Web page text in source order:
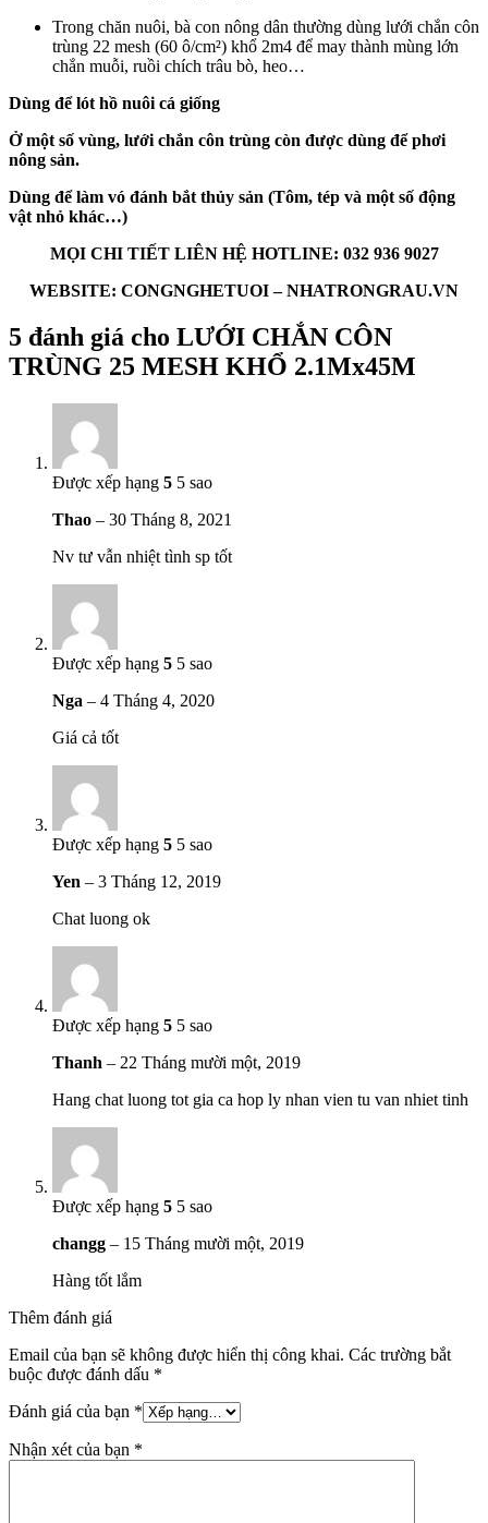
Trong chăn nuôi, bà con nông dân thường dùng lưới chắn côn
trùng 22 mesh (60 ô/cm²) khổ 2m4 để may thành mùng lớn
chắn muỗi, ruồi chích trâu bò, heo…
Dùng để lót hồ nuôi cá giống
Ở một số vùng, lưới chắn côn trùng còn được dùng để phơi
nông sản.
Dùng để làm vó đánh bắt thủy sản (Tôm, tép và một số động
vật nhỏ khác…)
MỌI CHI TIẾT LIÊN HỆ HOTLINE: 032 936 9027
WEBSITE: CONGNGHETUOI – NHATRONGRAU.VN
5 đánh giá cho LƯỚI CHẮN CÔN
TRÙNG 25 MESH KHỔ 2.1Mx45M
Được xếp hạng 5 5 sao
Thao – 30 Tháng 8, 2021
Nv tư vẫn nhiệt tình sp tốt
Được xếp hạng 5 5 sao
Nga – 4 Tháng 4, 2020
Giá cả tốt
Được xếp hạng 5 5 sao
Yen – 3 Tháng 12, 2019
Chat luong ok
Được xếp hạng 5 5 sao
Thanh – 22 Tháng mười một, 2019
Hang chat luong tot gia ca hop ly nhan vien tu van nhiet tinh
Được xếp hạng 5 5 sao
changg – 15 Tháng mười một, 2019
Hàng tốt lắm
Thêm đánh giá
Email của bạn sẽ không được hiển thị công khai. Các trường bắt
buộc được đánh dấu *
Đánh giá của bạn *
Nhận xét của bạn *